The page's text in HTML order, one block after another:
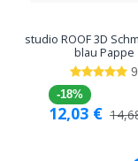
studio ROOF 3D
blau Pappe
9
-18%
12,03 €